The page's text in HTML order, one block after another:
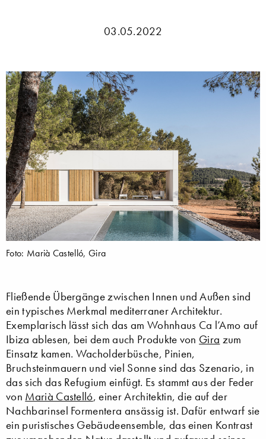
03.05.2022
Foto: Marià Castelló, Gira
Fließende Übergänge zwischen Innen und Außen sind
ein typisches Merkmal mediterraner Architektur.
Exemplarisch lässt sich das am Wohnhaus Ca l’Amo auf
Ibiza ablesen, bei dem auch Produkte von Gira zum
Einsatz kamen. Wacholderbüsche, Pinien,
Bruchsteinmauern und viel Sonne sind das Szenario, in
das sich das Refugium einfügt. Es stammt aus der Feder
von Marià Castelló, einer Architektin, die auf der
Nachbarinsel Formentera ansässig ist. Dafür entwarf sie
ein puristisches Gebäudeensemble, das einen Kontrast